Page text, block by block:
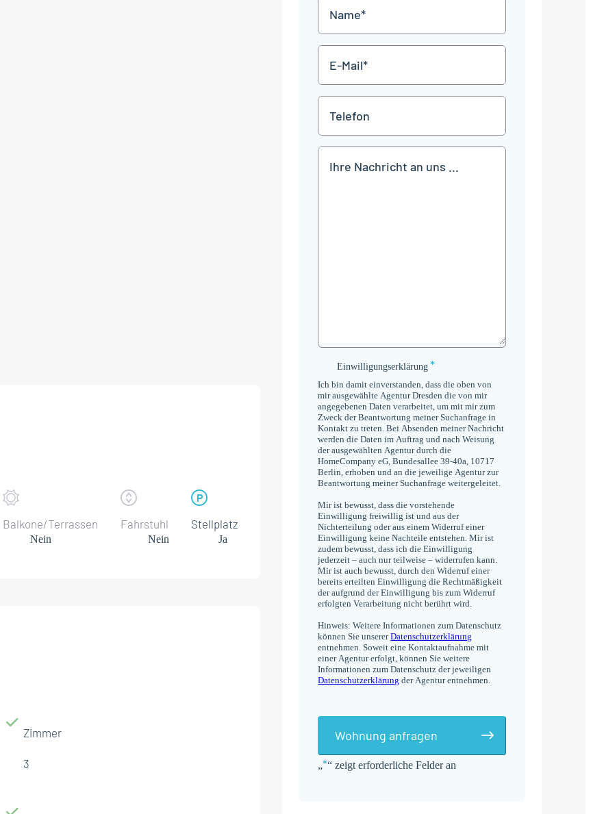
Balkone/Terrassen
Nein
Fahrstuhl
Nein
Stellplatz
Ja
Zimmer
3 „*“ zeigt erforderliche Felder an
JJJJ
Mail
*
Einwilligungserklärung
Einwilligungserklärung *
Ich bin damit einverstanden, dass die oben von
mir ausgewählte Agentur Dresden die von mir
angegebenen Daten verarbeitet, um mit mir zum
Zweck der Beantwortung meiner Suchanfrage in
Kontakt zu treten. Bei Absenden meiner Nachricht
werden die Daten im Auftrag und nach Weisung
der ausgewählten Agentur durch die
HomeCompany eG, Bundesallee 39-40a, 10717
Berlin, erhoben und an die jeweilige Agentur zur
Beantwortung meiner Suchanfrage weitergeleitet.
Mir ist bewusst, dass die vorstehende
Einwilligung freiwillig ist und aus der
Nichterteilung oder aus einem Widerruf einer
Einwilligung keine Nachteile entstehen. Mir ist
zudem bewusst, dass ich die Einwilligung
jederzeit – auch nur teilweise – widerrufen kann.
Mir ist auch bewusst, durch den Widerruf einer
bereits erteilten Einwilligung die Rechtmäßigkeit
der aufgrund der Einwilligung bis zum Widerruf
erfolgten Verarbeitung nicht berührt wird.
Hinweis: Weitere Informationen zum Datenschutz
können Sie unsererDatenschutzerklärung
entnehmen. Soweit eine Kontaktaufnahme mit
einer Agentur erfolgt, können Sie weitere
Informationen zum Datenschutz der jeweiligen
Datenschutzerklärung der Agentur entnehmen.
Wohnung anfragen